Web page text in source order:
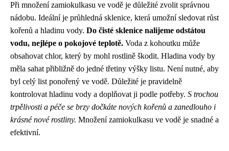
Při množení zamiokulkasu ve vodě je důležité zvolit správnou
nádobu. Ideální je průhledná sklenice, která umožní sledovat růst
kořenů a hladinu vody. Do čisté sklenice nalijeme odstátou
vodu, nejlépe o pokojové teplotě. Voda z kohoutku může
obsahovat chlor, který by mohl rostlině škodit. Hladina vody by
měla sahat přibližně do jedné třetiny výšky listu. Není nutné, aby
byl celý list ponořený ve vodě. Důležité je pravidelně
kontrolovat hladinu vody a doplňovat ji podle potřeby. S trochou
trpělivosti a péče se brzy dočkáte nových kořenů a zanedlouho i
krásné nové rostliny. Množení zamiokulkasu ve vodě je snadné a
efektivní.